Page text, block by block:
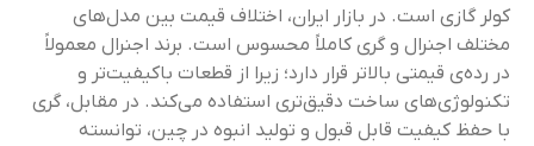
کولر گازی است. در بازار ایران، اختلاف قیمت بین مدل‌های
مختلف اجنرال و گری کاملاً محسوس است. برند اجنرال معمولاً
در رده‌ی قیمتی بالاتر قرار دارد؛ زیرا از قطعات باکیفیت‌تر و
تکنولوژی‌های ساخت دقیق‌تری استفاده می‌کند. در مقابل، گری
با حفظ کیفیت قابل قبول و تولید انبوه در چین، توانسته